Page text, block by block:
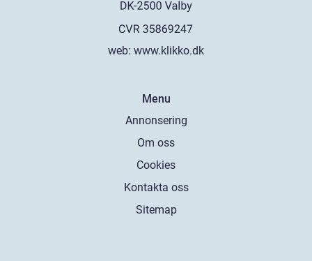
web: www.klikko.dk
Menu
Annonsering
Om oss
Cookies
Kontakta oss
Sitemap